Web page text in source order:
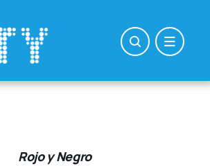
Rojo y Negro